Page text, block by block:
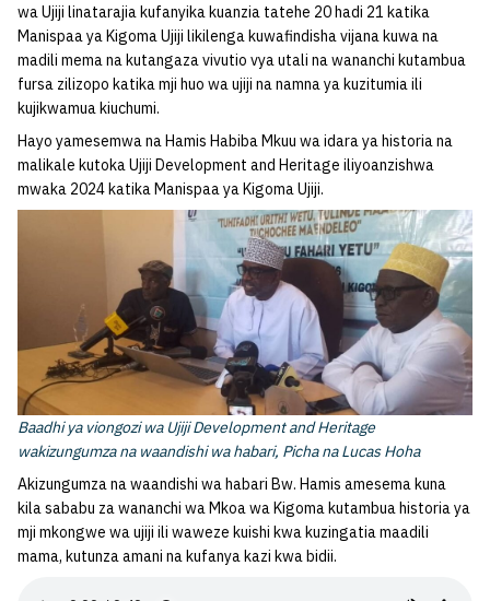
wa Ujiji linatarajia kufanyika kuanzia tatehe 20 hadi 21 katika
Manispaa ya Kigoma Ujiji likilenga kuwafindisha vijana kuwa na
madili mema na kutangaza vivutio vya utali na wananchi kutambua
fursa zilizopo katika mji huo wa ujiji na namna ya kuzitumia ili
kujikwamua kiuchumi.
Hayo yamesemwa na Hamis Habiba Mkuu wa idara ya historia na
malikale kutoka Ujiji Development and Heritage iliyoanzishwa
mwaka 2024 katika Manispaa ya Kigoma Ujiji.
Baadhi ya viongozi wa Ujiji Development and Heritage
wakizungumza na waandishi wa habari, Picha na Lucas Hoha
Akizungumza na waandishi wa habari Bw. Hamis amesema kuna
kila sababu za wananchi wa Mkoa wa Kigoma kutambua historia ya
mji mkongwe wa ujiji ili waweze kuishi kwa kuzingatia maadili
mama, kutunza amani na kufanya kazi kwa bidii.